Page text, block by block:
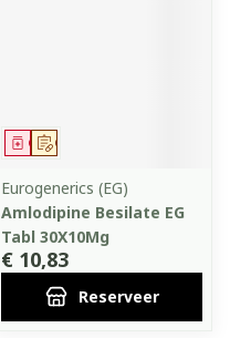
Op voorschrift
Geneesmiddel
Eurogenerics (EG)
Amlodipine Besilate EG
Tabl 30X10Mg
€ 10,83
Reserveer